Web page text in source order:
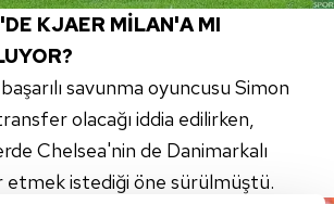
KJAER MİLAN'A MI
savunma oyuncusu Simon
olacağı iddia edilirken,
Chelsea'nin de Danimarkalı
istediği öne sürülmüştü.